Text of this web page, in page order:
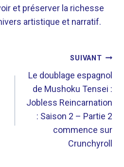
et préserver la richesse
artistique et narratif.
SUIVANT
Le doublage espagnol
de Mushoku Tensei :
Jobless Reincarnation
: Saison 2 – Partie 2
commence sur
Crunchyroll